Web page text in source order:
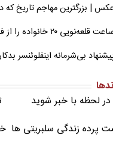
عکس | بزرگترین مهاجم تاریخ که
ساعت قلعه‌نویی ۲۰ خانواده را از فلاکت نجات می‌دهد
بی‌شرمانه اینفلوئنسر
در لحظه با خبر شوید
پرده زندگی سلبریتی ها